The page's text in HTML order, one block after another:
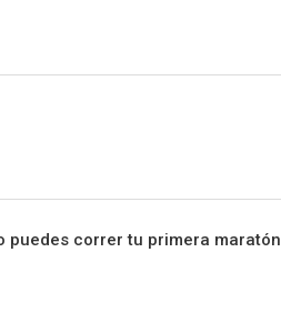
puedes correr tu primera maratón